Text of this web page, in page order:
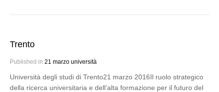
Trento
Published in 21 marzo università
Università degli studi di Trento21 marzo 2016Il ruolo strategico
della ricerca universitaria e dell’alta formazione per il futuro del